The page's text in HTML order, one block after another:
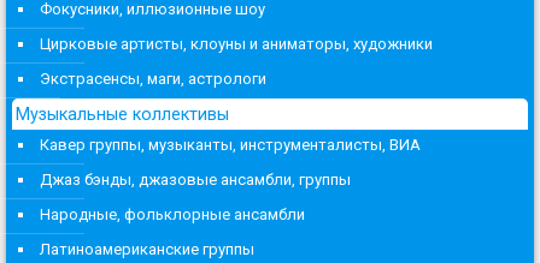
Фокусники, иллюзионные шоу
Цирковые артисты, клоуны и аниматоры, художники
Экстрасенсы, маги, астрологи
Музыкальные коллективы
Кавер группы, музыканты, инструменталисты, ВИА
Джаз бэнды, джазовые ансамбли, группы
Народные, фольклорные ансамбли
Латиноамериканские группы